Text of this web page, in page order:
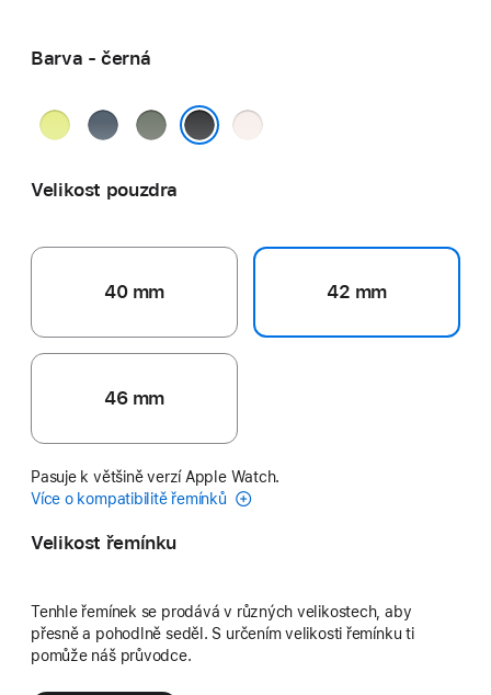
Barva - černá
neonověocelovězelenošedá světle
Velikost pouzdra
40 mm 42 mm
46 mm
Pasuje k většině verzí Apple Watch.
Více o kompatibilitě řemínků
Velikost řemínku
Tenhle řemínek se prodává v různých velikostech, aby
přesně a pohodlně seděl. S určením velikosti řemínku ti
pomůže náš průvodce.